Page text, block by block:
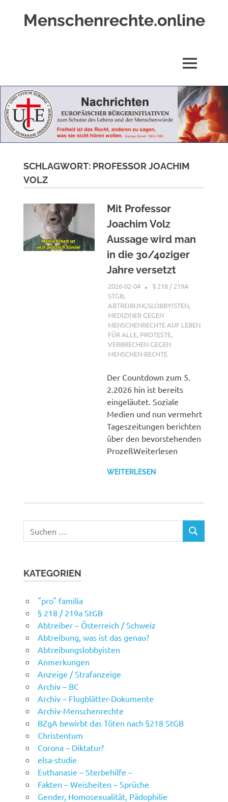
Menschenrechte.online
Geborene
wie
für
Ungeborene
MENÜ
SCHLAGWORT: PROFESSOR JOACHIM
VOLZ
Mit Professor
Joachim Volz
Aussage wird man
in die 30/40ziger
Jahre versetzt
2026-02-04 XX
§ 218 / 219A
STGB,
ABTREIBUNGSLOBBYISTEN,
MEDIZINER GEGEN
MENSCHENRECHTE AUF LEBEN
FÜR ALLE, PROTESTE,
VERBRECHEN GEGEN
MENSCHEN-RECHTE
Der Countdown zum 5.
2.2026 hin ist bereits
eingeläutet. Soziale
Medien und nun vermehrt
Tageszeitungen berichten
über den bevorstehenden
ProzeßWeiterlesen
WEITERLESEN
nach:
SUCHEN
KATEGORIEN
"pro" familia
§ 218 / 219a StGB
Abtreiber – Österreich / Schweiz
Abtreibung, was ist das genau?
Abtreibungslobbyisten
Anmerkungen
Anzeige / Strafanzeige
Archiv – BC
Archiv – Flugblätter-Dokumente
Archiv-Menschenrechte
BZgA bewirbt das Töten nach §218 StGB
Christentum
Corona – Diktatur?
elsa-studie
Euthanasie – Sterbehilfe –
Fakten – Weisheiten – Sprüche
Gender, Homosexualität, Pädophilie